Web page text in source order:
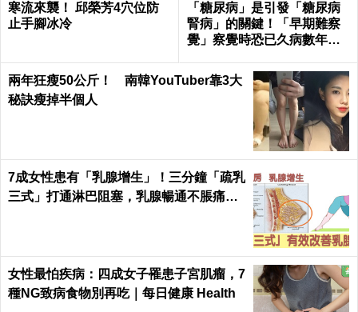
寒流來襲！ 邱榮芳4穴位防
止手腳冰冷
「糖尿病」是引發「糖尿病
腎病」的關鍵！「早期難察
覺」察覺時恐已久病數年！
兩年狂瘦50公斤！ 南韓YouTuber靠3大
秘訣瘦掉半個人
7成女性患有「乳腺增生」！三分鐘「疏乳
三式」打通淋巴阻塞，乳腺暢通不脹痛｜
女性最怕疾病：四成女子罹患子宮肌瘤，7
種NG致病食物別再吃｜每日健康 Health